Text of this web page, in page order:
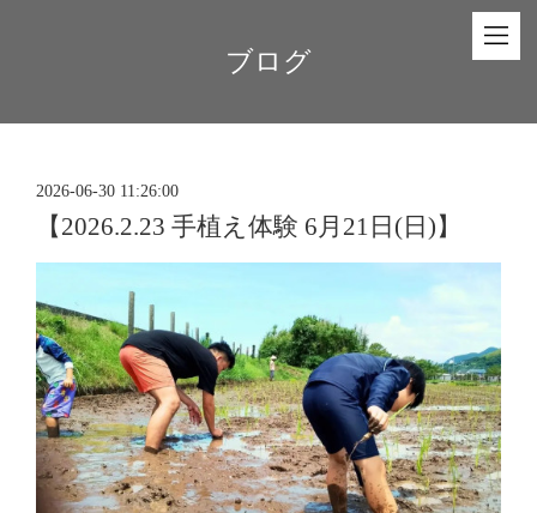
ブログ
2026-06-30 11:26:00
【2026.2.23 手植え体験 6月21日(日)】